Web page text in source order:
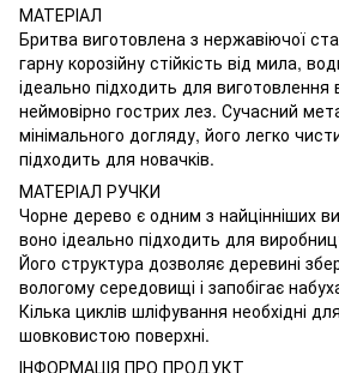
МАТЕРІАЛ
Бритва виготовлена ​​з нержавіючої
гарну корозійну стійкість від мила,
ідеально підходить для виготовлення
неймовірно гострих лез. Сучасний
мінімального догляду, його легко
підходить для новачків.
МАТЕРІАЛ РУЧКИ
Чорне дерево є одним з найцінніших
воно ідеально підходить для
Його структура дозволяє деревині
вологому середовищі і запобігає
Кілька циклів шліфування необхідні
шовковистою поверхні.
ІНФОРМАЦІЯ ПРО ПРОДУКТ